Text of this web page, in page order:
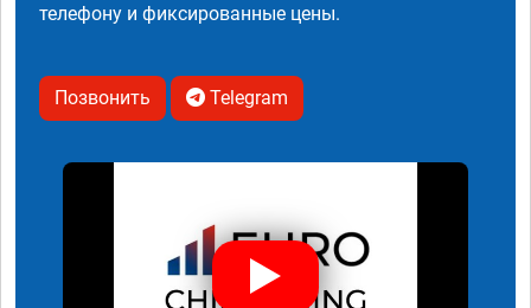
телефону и фиксированные цены.
Позвонить Telegram